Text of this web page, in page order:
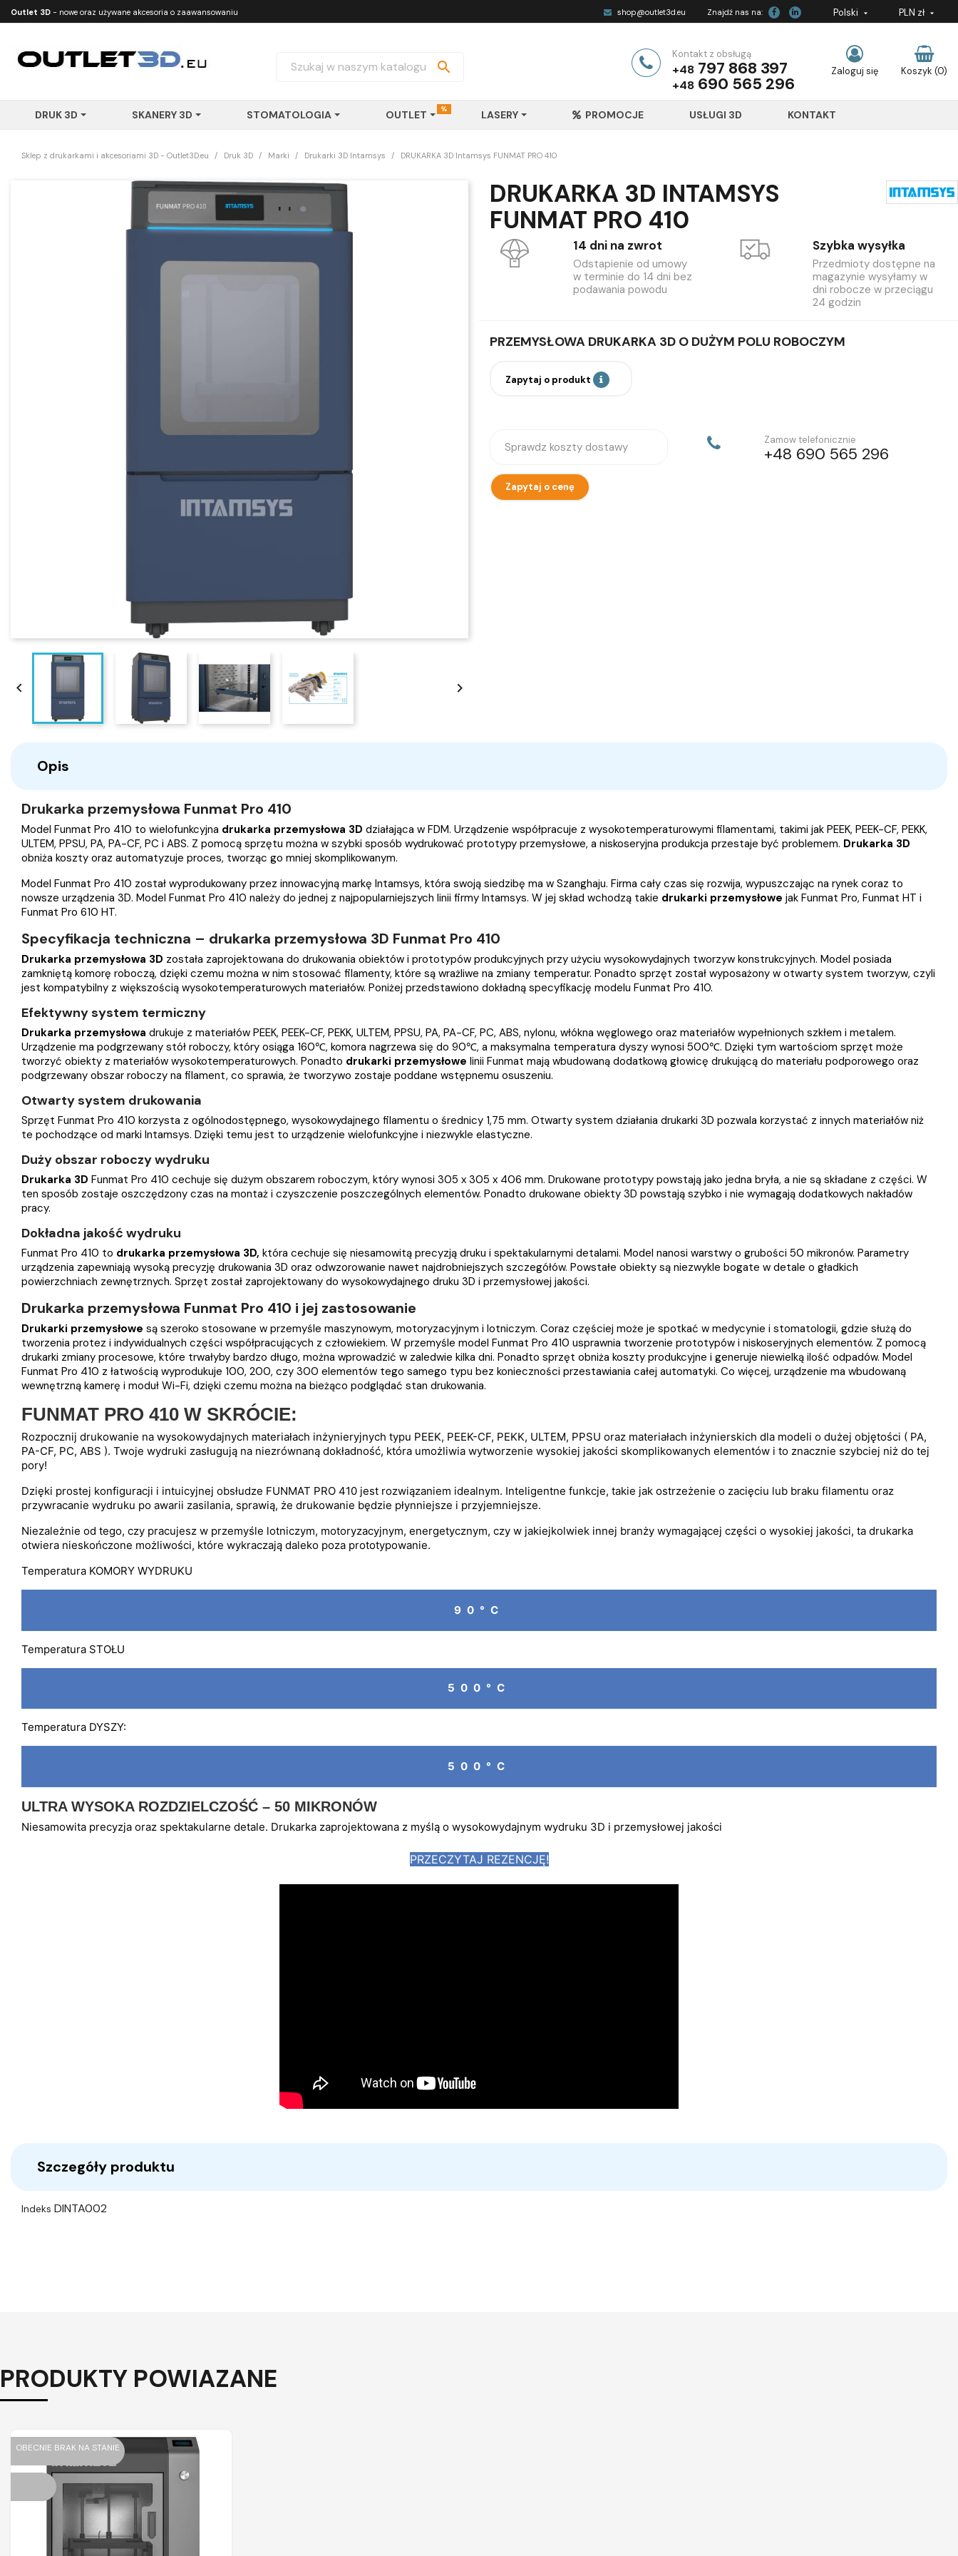
Outlet 3D - nowe oraz używane akcesoria o zaawansowaniu
shop@outlet3d.eu Znajdź nas na: Polski  PLN zł 
Koszyk (0)
 Zaloguj się
Kontakt z obsługą
+48 797 868 397
+48 690 565 296
DRUK 3D SKANERY 3D STOMATOLOGIA OUTLET % LASERY PROMOCJE USŁUGI 3D KONTAKT
Sklep z drukarkami i akcesoriami 3D - Outlet3D.eu Druk 3D Marki Drukarki 3D Intamsys DRUKARKA 3D Intamsys FUNMAT PRO 410
 
DRUKARKA 3D INTAMSYS
FUNMAT PRO 410
14 dni na zwrot
Odstapienie od umowy
w terminie do 14 dni bez
podawania powodu
Szybka wysyłka
Przedmioty dostępne na
magazynie wysyłamy w
dni robocze w przeciągu
24 godzin
PRZEMYSŁOWA DRUKARKA 3D O DUŻYM POLU ROBOCZYM
Zapytaj o produkt
Sprawdz koszty dostawy
Zamow telefonicznie
+48 690 565 296
Zapytaj o cenę
Opis
Drukarka przemysłowa Funmat Pro 410
Model Funmat Pro 410 to wielofunkcyjna drukarka przemysłowa 3D działająca w FDM. Urządzenie współpracuje z wysokotemperaturowymi filamentami, takimi jak PEEK, PEEK-CF, PEKK,
ULTEM, PPSU, PA, PA-CF, PC i ABS. Z pomocą sprzętu można w szybki sposób wydrukować prototypy przemysłowe, a niskoseryjna produkcja przestaje być problemem. Drukarka 3D
obniża koszty oraz automatyzuje proces, tworząc go mniej skomplikowanym.
Model Funmat Pro 410 został wyprodukowany przez innowacyjną markę Intamsys, która swoją siedzibę ma w Szanghaju. Firma cały czas się rozwija, wypuszczając na rynek coraz to
nowsze urządzenia 3D. Model Funmat Pro 410 należy do jednej z najpopularniejszych linii firmy Intamsys. W jej skład wchodzą takie drukarki przemysłowe jak Funmat Pro, Funmat HT i
Funmat Pro 610 HT.
Specyfikacja techniczna – drukarka przemysłowa 3D Funmat Pro 410
Drukarka przemysłowa 3D została zaprojektowana do drukowania obiektów i prototypów produkcyjnych przy użyciu wysokowydajnych tworzyw konstrukcyjnych. Model posiada
zamkniętą komorę roboczą, dzięki czemu można w nim stosować filamenty, które są wrażliwe na zmiany temperatur. Ponadto sprzęt został wyposażony w otwarty system tworzyw, czyli
jest kompatybilny z większością wysokotemperaturowych materiałów. Poniżej przedstawiono dokładną specyfikację modelu Funmat Pro 410.
Efektywny system termiczny
Drukarka przemysłowa drukuje z materiałów PEEK, PEEK-CF, PEKK, ULTEM, PPSU, PA, PA-CF, PC, ABS, nylonu, włókna węglowego oraz materiałów wypełnionych szkłem i metalem.
Urządzenie ma podgrzewany stół roboczy, który osiąga 160℃, komora nagrzewa się do 90℃, a maksymalna temperatura dyszy wynosi 500℃. Dzięki tym wartościom sprzęt może
tworzyć obiekty z materiałów wysokotemperaturowych. Ponadto drukarki przemysłowe linii Funmat mają wbudowaną dodatkową głowicę drukującą do materiału podporowego oraz
podgrzewany obszar roboczy na filament, co sprawia, że tworzywo zostaje poddane wstępnemu osuszeniu.
Otwarty system drukowania
Sprzęt Funmat Pro 410 korzysta z ogólnodostępnego, wysokowydajnego filamentu o średnicy 1,75 mm. Otwarty system działania drukarki 3D pozwala korzystać z innych materiałów niż
te pochodzące od marki Intamsys. Dzięki temu jest to urządzenie wielofunkcyjne i niezwykle elastyczne.
Duży obszar roboczy wydruku
Drukarka 3D Funmat Pro 410 cechuje się dużym obszarem roboczym, który wynosi 305 x 305 x 406 mm. Drukowane prototypy powstają jako jedna bryła, a nie są składane z części. W
ten sposób zostaje oszczędzony czas na montaż i czyszczenie poszczególnych elementów. Ponadto drukowane obiekty 3D powstają szybko i nie wymagają dodatkowych nakładów
pracy.
Dokładna jakość wydruku
Funmat Pro 410 to drukarka przemysłowa 3D, która cechuje się niesamowitą precyzją druku i spektakularnymi detalami. Model nanosi warstwy o grubości 50 mikronów. Parametry
urządzenia zapewniają wysoką precyzję drukowania 3D oraz odwzorowanie nawet najdrobniejszych szczegółów. Powstałe obiekty są niezwykle bogate w detale o gładkich
powierzchniach zewnętrznych. Sprzęt został zaprojektowany do wysokowydajnego druku 3D i przemysłowej jakości.
Drukarka przemysłowa Funmat Pro 410 i jej zastosowanie
Drukarki przemysłowe są szeroko stosowane w przemyśle maszynowym, motoryzacyjnym i lotniczym. Coraz częściej może je spotkać w medycynie i stomatologii, gdzie służą do
tworzenia protez i indywidualnych części współpracujących z człowiekiem. W przemyśle model Funmat Pro 410 usprawnia tworzenie prototypów i niskoseryjnych elementów. Z pomocą
drukarki zmiany procesowe, które trwałyby bardzo długo, można wprowadzić w zaledwie kilka dni. Ponadto sprzęt obniża koszty produkcyjne i generuje niewielką ilość odpadów. Model
Funmat Pro 410 z łatwością wyprodukuje 100, 200, czy 300 elementów tego samego typu bez konieczności przestawiania całej automatyki. Co więcej, urządzenie ma wbudowaną
wewnętrzną kamerę i moduł Wi-Fi, dzięki czemu można na bieżąco podglądać stan drukowania.
FUNMAT PRO 410 W SKRÓCIE:
Rozpocznij drukowanie na wysokowydajnych materiałach inżynieryjnych typu PEEK, PEEK-CF, PEKK, ULTEM, PPSU oraz materiałach inżynierskich dla modeli o dużej objętości ( PA,
PA-CF, PC, ABS ). Twoje wydruki zasługują na niezrównaną dokładność, która umożliwia wytworzenie wysokiej jakości skomplikowanych elementów i to znacznie szybciej niż do tej
pory!
Dzięki prostej konfiguracji i intuicyjnej obsłudze FUNMAT PRO 410 jest rozwiązaniem idealnym. Inteligentne funkcje, takie jak ostrzeżenie o zacięciu lub braku filamentu oraz
przywracanie wydruku po awarii zasilania, sprawią, że drukowanie będzie płynniejsze i przyjemniejsze.
Niezależnie od tego, czy pracujesz w przemyśle lotniczym, motoryzacyjnym, energetycznym, czy w jakiejkolwiek innej branży wymagającej części o wysokiej jakości, ta drukarka
otwiera nieskończone możliwości, które wykraczają daleko poza prototypowanie.
Temperatura KOMORY WYDRUKU
90°C
Temperatura STOŁU
500°C
Temperatura DYSZY:
500°C
ULTRA WYSOKA ROZDZIELCZOŚĆ – 50 MIKRONÓW
Niesamowita precyzja oraz spektakularne detale. Drukarka zaprojektowana z myślą o wysokowydajnym wydruku 3D i przemysłowej jakości
PRZECZYTAJ REZENCJĘ!
Szczegóły produktu
Indeks DINTA002
PRODUKTY POWIAZANE
OBECNIE BRAK NA STANIE